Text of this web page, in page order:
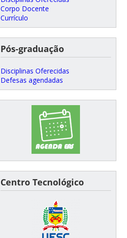
Corpo Docente
Currículo
Pós-graduação
Disciplinas Oferecidas
Defesas agendadas
Centro Tecnológico